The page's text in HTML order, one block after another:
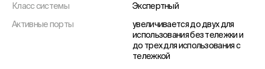
Класс системы
Экспертный
Активные порты
увеличивается до двух для
использования без тележки и
до трех для использования с
тележкой